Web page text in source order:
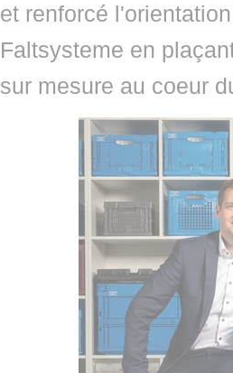
et renforcé
Faltsysteme en
sur mesure au coeur